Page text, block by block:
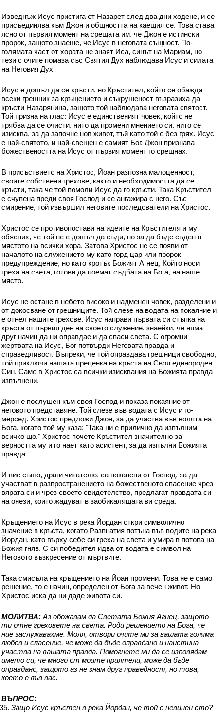
Изведнъж Исус пристига от Назарет след два дни ходене, и се
присъединява към Джон и общността на каещия се. Това става
ясно от първия момент на срещата им, че Джон е истински
пророк, защото знаеше, че Исус в неговата същност. По-
голямата част от хората не знаят Иса, синът на Мариам, но
тези с очите помаза със Святия Дух наблюдава Исус и силата
на Неговия Дух.
Исус е дошъл да се кръсти, но Кръстител, който се обажда
всеки грешник за кръщението и съкрушеност възразиха да
кръсти Назарянина, защото той наблюдава неговата святост.
Той призна на глас: Исус е единственият човек, който не
трябва да се очисти, нито да промени мнението си, нито се
изисква, за да започне нов живот, тъй като той е без грях. Исус
е най-святото, и най-свещен е самият Бог. Джон признава
божествеността на Исус от първия момент го срещнах.
В присъствието на Христос, Йоан разпозна малоценност,
своите собствени грехове, както и необходимостта да се
кръсти, така че той помоли Исус да го кръсти. Така Кръстител
е счупена преди своя Господ и се ангажира с него. Със
смирение, той извършил неговите последователи на Христос.
Христос се противопостави на идеите на Кръстителя и му
обясних, че той не е дошъл да съди, но за да бъде съден в
мястото на всички хора. Затова Христос не се появи от
началото на служението му като горд цар или пророк
предупреждение, но като кротък Божият Агнец, Който носи
греха на света, готови да поемат съдбата на Бога, на наше
място.
Исус не остане в небето високо и надменен човек, разделени и
от докосване от грешниците. Той слезе на водата на покаяние и
е отнел нашите грехове. Исус направи първата си стъпка на
кръста от първия ден на своето служение, знаейки, че няма
друг начин да ни оправдае и да спаси света. С огромни
жертвата на Исус, Бог потвърди Неговата правда и
справедливост. Въпреки, че той оправдава грешници свободно,
той приключи нашата преценка на кръста на Своя единороден
Син. Само в Христос са всички изисквания на Божията правда
изпълнени.
Джон е послушен към своя Господ и показа покаяние от
неговото представяне. Той слезе във водата с Исус и го-
мерсед. Христос предложи Джон, за да участва във волята на
Бога, когато той му каза: "Така ни е прилично да изпълним
всичко що." Христос почете Кръстител значително за
верността му и го нает като асистент, за да изпълни Божията
правда.
И вие също, драги читателю, са поканени от Господ, за да
участват в разпространението на божественото спасение чрез
вярата си и чрез своето свидетелство, предлагат правдата си
на онези, които жадуват в заобикалящата ви среда.
Кръщението на Исус в река Йордан откри символично
значение в кръста, когато Разпнатия потъна във водите на река
Йордан, като върху себе си греха на света и умира в потопа на
Божия гняв. С си победител идва от водата е символ на
Неговото възкресение от мъртвите.
Така смисъла на кръщението на Йоан промени. Това не е само
решение, то е начин, определен от Бога за вечен живот. Но
Христос иска да ни даде живота си.
МОЛИТВА: Аз обожавам да Светата Божия Агнец, защото
ти отне греховете на света. Роди решението на Бога, че
ние заслужавахме. Моля, отвори очите ми за вашата голяма
любов и спасение, че може да бъде оправдано и наистина
участва на вашата правда. Помогнете ми да се изповядам
името си, че много от моите приятели, може да бъде
оправдано, защото аз не знам друг праведност, но това,
което е във вас.
ВЪПРОС:
Защо Исус кръстен в река Йордан, че той е невинен сто?